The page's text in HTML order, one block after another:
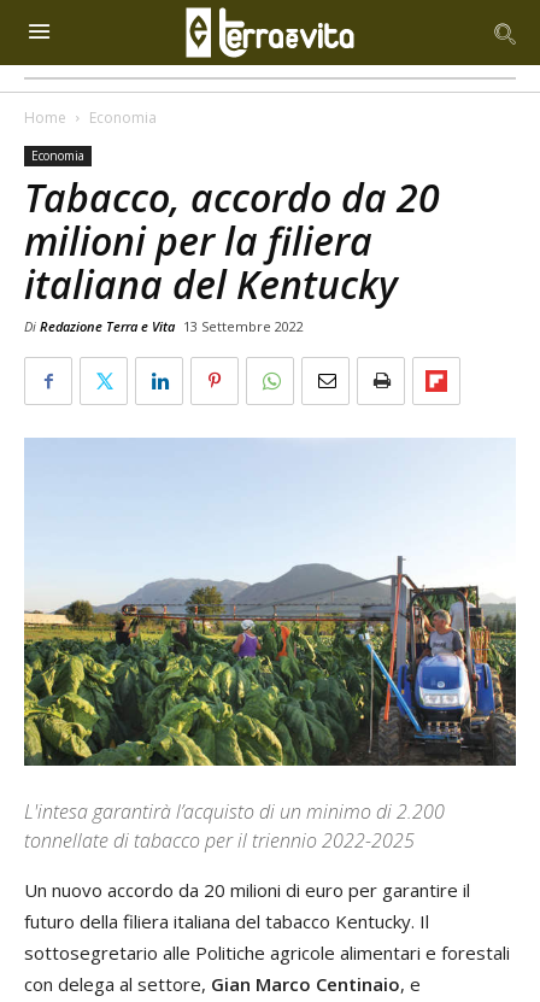
Home Economia
Economia
Tabacco, accordo da 20
milioni per la filiera
italiana del Kentucky
Di Redazione Terra e Vita 13 Settembre 2022
L'intesa garantirà l’acquisto di un minimo di 2.200
tonnellate di tabacco per il triennio 2022-2025
Un nuovo accordo da 20 milioni di euro per garantire il
futuro della filiera italiana del tabacco Kentucky. Il
sottosegretario alle Politiche agricole alimentari e forestali
con delega al settore, Gian Marco Centinaio, e